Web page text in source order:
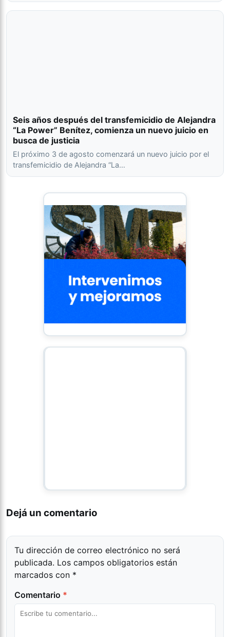
Seis años después del transfemicidio de Alejandra
“La Power” Benítez, comienza un nuevo juicio en
busca de justicia
El próximo 3 de agosto comenzará un nuevo juicio por el
transfemicidio de Alejandra “La…
Dejá un comentario
Tu dirección de correo electrónico no será
publicada. Los campos obligatorios están
marcados con *
Comentario *